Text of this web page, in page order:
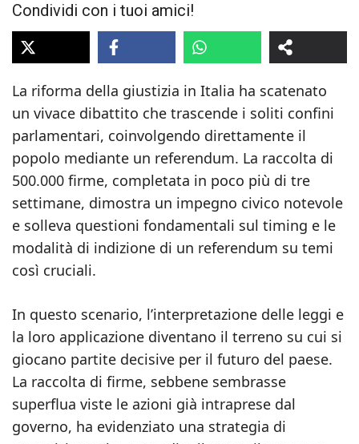
Condividi con i tuoi amici!
La riforma della giustizia in Italia ha scatenato
un vivace dibattito che trascende i soliti confini
parlamentari, coinvolgendo direttamente il
popolo mediante un referendum. La raccolta di
500.000 firme, completata in poco più di tre
settimane, dimostra un impegno civico notevole
e solleva questioni fondamentali sul timing e le
modalità di indizione di un referendum su temi
così cruciali.
In questo scenario, l’interpretazione delle leggi e
la loro applicazione diventano il terreno su cui si
giocano partite decisive per il futuro del paese.
La raccolta di firme, sebbene sembrasse
superflua viste le azioni già intraprese dal
governo, ha evidenziato una strategia di